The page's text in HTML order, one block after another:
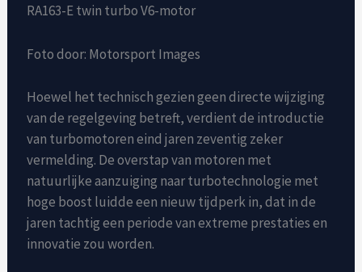
RA163-E twin turbo V6-motor
Foto door: Motorsport Images
Hoewel het technisch gezien geen directe wijziging
van de regelgeving betreft, verdient de introductie
van turbomotoren eind jaren zeventig zeker
vermelding. De overstap van motoren met
natuurlijke aanzuiging naar turbotechnologie met
hoge boost luidde een nieuw tijdperk in, dat in de
jaren tachtig een periode van extreme prestaties en
innovatie zou worden.